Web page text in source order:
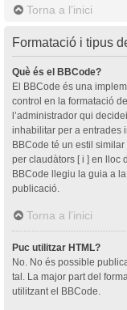
Torna a l’inici
Formatació i tipus
Què és el BBCode?
El BBCode és una
control en la formatació
l’administrador qui
inhabilitar per a entrades
BBCode té un estil
per claudàtors [ i ] en lloc
BBCode llegiu la guia a
publicació.
Torna a l’inici
Puc utilitzar HTML?
No. No és possible
tal. La major part del
utilitzant el BBCode.